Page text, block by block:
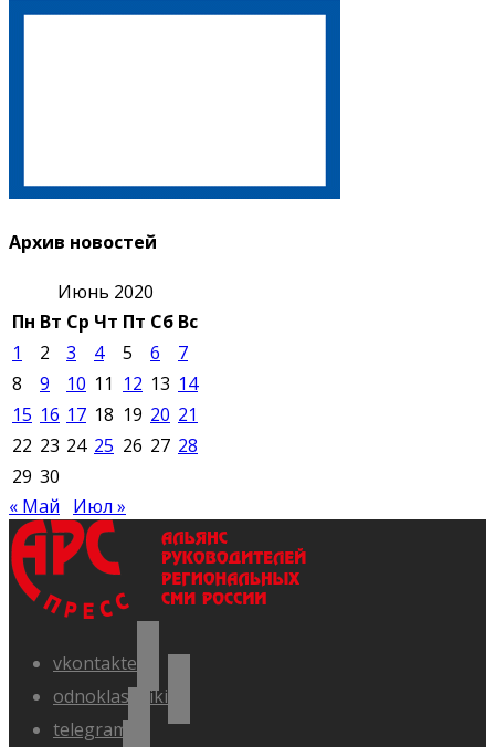
Архив новостей
Июнь 2020
Пн Вт Ср Чт Пт Сб Вс
1
2 3 4 5 6
7
8
9 10 11 12 13 14
15 16 17 18 19 20 21
22 23 24 25 26 27 28
29 30
« Май
Июл »
vkontakte
odnoklassniki
telegram